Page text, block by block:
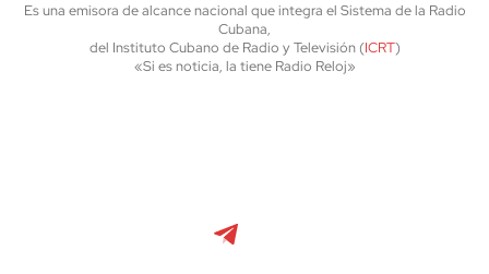
Es una emisora de alcance nacional que integra el Sistema de la Radio
Cubana,
del Instituto Cubano de Radio y Televisión (ICRT)
«Si es noticia, la tiene Radio Reloj»